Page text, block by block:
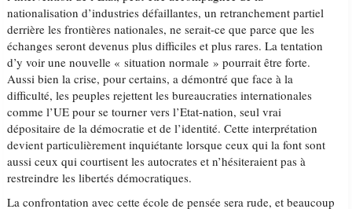
nationalisation d’industries défaillantes, un retranchement partiel
derrière les frontières nationales, ne serait-ce que parce que les
échanges seront devenus plus difficiles et plus rares. La tentation
d’y voir une nouvelle « situation normale » pourrait être forte.
Aussi bien la crise, pour certains, a démontré que face à la
difficulté, les peuples rejettent les bureaucraties internationales
comme l’UE pour se tourner vers l’Etat-nation, seul vrai
dépositaire de la démocratie et de l’identité. Cette interprétation
devient particulièrement inquiétante lorsque ceux qui la font sont
aussi ceux qui courtisent les autocrates et n’hésiteraient pas à
restreindre les libertés démocratiques.
La confrontation avec cette école de pensée sera rude, et beaucoup